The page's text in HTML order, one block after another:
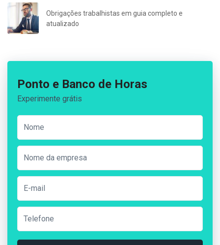
Obrigações trabalhistas em guia completo e
atualizado
Ponto e Banco de Horas
Experimente grátis